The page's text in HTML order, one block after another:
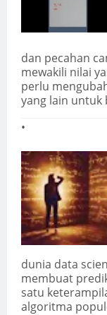
dan pecahan
mewakili nilai
perlu
yang lain untuk
dunia data
membuat
satu
algoritma